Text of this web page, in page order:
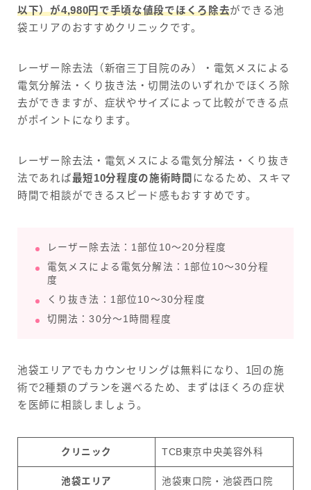
以下）が4,980円で手頃な値段でほくろ除去ができる池
袋エリアのおすすめクリニックです。
レーザー除去法（新宿三丁目院のみ）・電気メスによる
電気分解法・くり抜き法・切開法のいずれかでほくろ除
去ができますが、症状やサイズによって比較ができる点
がポイントになります。
レーザー除去法・電気メスによる電気分解法・くり抜き
法であれば最短10分程度の施術時間 になるため、スキマ
時間で相談ができるスピード感もおすすめです。
レーザー除去法：1部位10～20分程度
電気メスによる電気分解法：1部位10～30分程
度
くり抜き法：1部位10～30分程度
切開法：30分～1時間程度
池袋エリアでもカウンセリングは無料になり、1回の施
術で2種類のプランを選べるため、まずはほくろの症状
を医師に相談しましょう。
クリニック TCB東京中央美容外科
池袋エリア 池袋東口院・池袋西口院